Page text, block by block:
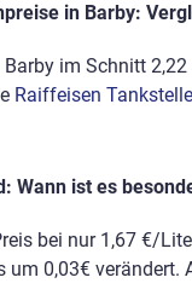
in Barby:
Barby im Schnitt
Raiffeisen
Wann ist es
bei nur 1,67 €/
um 0,03€